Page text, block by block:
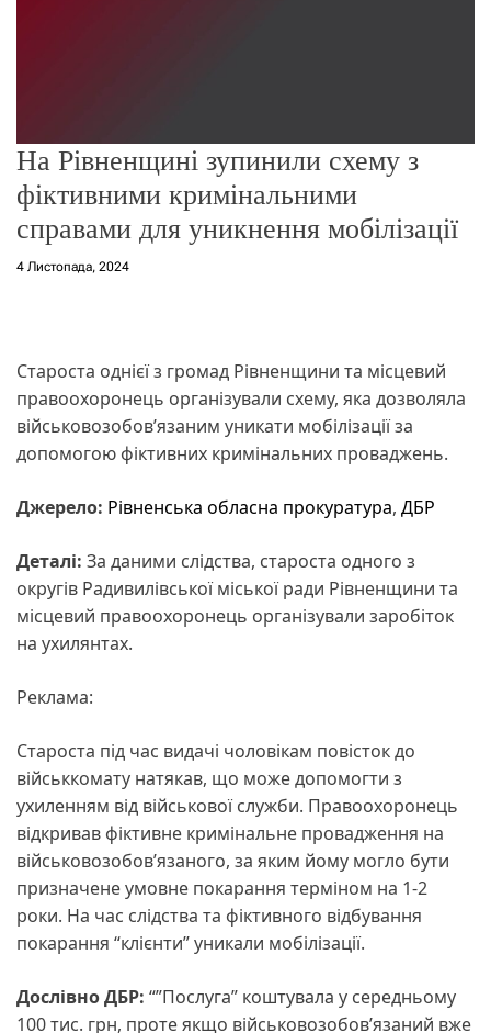
На Рівненщині зупинили схему з
фіктивними кримінальними
справами для уникнення мобілізації
4 Листопада, 2024
Староста однієї з громад Рівненщини та місцевий
правоохоронець організували схему, яка дозволяла
військовозобов’язаним уникати мобілізації за
допомогою фіктивних кримінальних проваджень.
Джерело: Рівненська обласна прокуратура, ДБР
Деталі: За даними слідства, староста одного з
округів Радивилівської міської ради Рівненщини та
місцевий правоохоронець організували заробіток
на ухилянтах.
Реклама:
Староста під час видачі чоловікам повісток до
військкомату натякав, що може допомогти з
ухиленням від військової служби. Правоохоронець
відкривав фіктивне кримінальне провадження на
військовозобов’язаного, за яким йому могло бути
призначене умовне покарання терміном на 1-2
роки. На час слідства та фіктивного відбування
покарання “клієнти” уникали мобілізації.
Дослівно ДБР: “”Послуга” коштувала у середньому
100 тис. грн, проте якщо військовозобов’язаний вже